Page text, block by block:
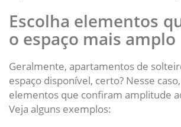
Escolha elementos
o espaço mais amplo
Geralmente, apartamentos de
espaço disponível, certo? Nesse
elementos que confiram amplitude
Veja alguns exemplos: